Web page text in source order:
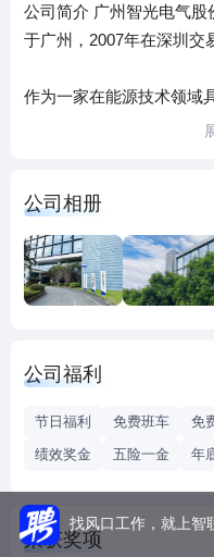
公司简介 广州智光电气股
于广州，2007年在深圳交
作为一家在能源技术领域
术企业和软件企业，拥有
司。
公司凭借在电力行业多年
化控制技术及大功率电力
分布式能源与传统能源相
户安全、节约、舒适地使
倡导者!二、我们拥有宽广
1、电网安全与控制领域
2、电机控制与节能领域
公司相册
公司福利
节日福利 免费班车 免
绩效奖金
五险一金 年
荣获奖项
找风口工作，就上智